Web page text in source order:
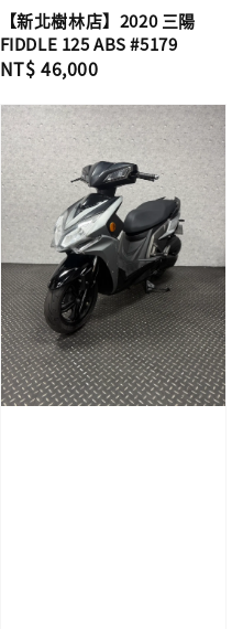
【新北樹林店】2020 三陽
FIDDLE 125 ABS #5179
Regular
NT$ 46,000